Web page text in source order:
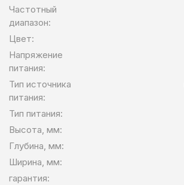
Частотный
диапазон:
Цвет:
Напряжение
питания:
Тип источника
питания:
Тип питания:
Высота, мм:
Глубина, мм:
Ширина, мм:
гарантия: